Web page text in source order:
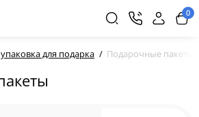
0
для подарка Подарочные пакеты